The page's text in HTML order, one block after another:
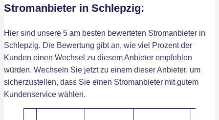
Stromanbieter in Schlepzig:
Hier sind unsere 5 am besten bewerteten Stromanbieter in
Schlepzig. Die Bewertung gibt an, wie viel Prozent der
Kunden einen Wechsel zu diesem Anbieter empfehlen
würden. Wechseln Sie jetzt zu einem dieser Anbieter, um
sicherzustellen, dass Sie einen Stromanbieter mit gutem
Kundenservice wählen.